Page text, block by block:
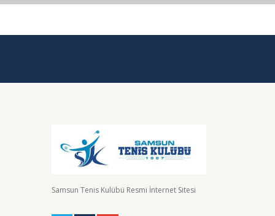
Samsun Tenis Kulübü Resmi İnternet Sitesi